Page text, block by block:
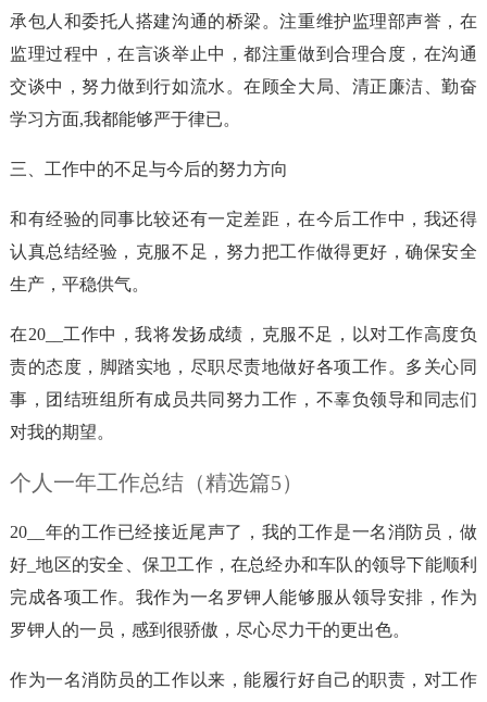
承包人和委托人搭建沟通的桥梁。注重维护监理部声誉，在
监理过程中，在言谈举止中，都注重做到合理合度，在沟通
交谈中，努力做到行如流水。在顾全大局、清正廉洁、勤奋
学习方面,我都能够严于律已。
三、工作中的不足与今后的努力方向
和有经验的同事比较还有一定差距，在今后工作中，我还得
认真总结经验，克服不足，努力把工作做得更好，确保安全
生产，平稳供气。
在20__工作中，我将发扬成绩，克服不足，以对工作高度负
责的态度，脚踏实地，尽职尽责地做好各项工作。多关心同
事，团结班组所有成员共同努力工作，不辜负领导和同志们
对我的期望。
个人一年工作总结（精选篇5）
20__年的工作已经接近尾声了，我的工作是一名消防员，做
好_地区的安全、保卫工作，在总经办和车队的领导下能顺利
完成各项工作。我作为一名罗钾人能够服从领导安排，作为
罗钾人的一员，感到很骄傲，尽心尽力干的更出色。
作为一名消防员的工作以来，能履行好自己的职责，对工作